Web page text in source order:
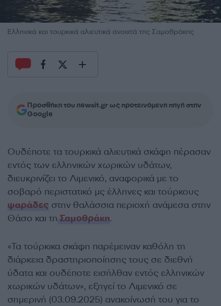
Ελληνικά και τουρκικά αλιευτικά ανοιχτά της Σαμοθράκης
Προσθήκη του newsit.gr ως προτεινόμενη πηγή στην
Google
Ουδέποτε τα τουρκικά αλιευτικά σκάφη πέρασαν
εντός των ελληνικών χωρικών υδάτων,
διευκρινίζει το Λιμενικό, αναφορικά με το
σοβαρό περιστατικό μς έλληνες και τούρκους
ψαράδες στην θαλάσσια περιοχή ανάμεσα στην
Θάσο και τη Σαμοθράκη.
«Τα τούρκικα σκάφη παρέμειναν καθόλη τη
διάρκεια δραστηριοποίησης τους σε διεθνή
ύδατα και ουδέποτε εισήλθαν εντός ελληνικών
χωρικών υδάτων», εξηγεί το Λιμενικό σε
σημερινή (03.09.2025) ανακοίνωσή του για το